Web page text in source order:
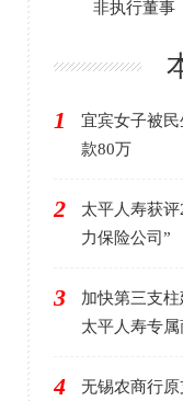
非执行董事
1
宜宾女子被
款80万
2
太平人寿获
力保险公司”
3
加快第三支
太平人寿专
4
无锡农商行